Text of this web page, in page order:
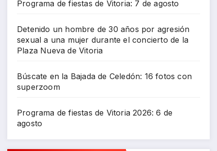
Programa de fiestas de Vitoria: 7 de agosto
Detenido un hombre de 30 años por agresión
sexual a una mujer durante el concierto de la
Plaza Nueva de Vitoria
Búscate en la Bajada de Celedón: 16 fotos con
superzoom
Programa de fiestas de Vitoria 2026: 6 de
agosto